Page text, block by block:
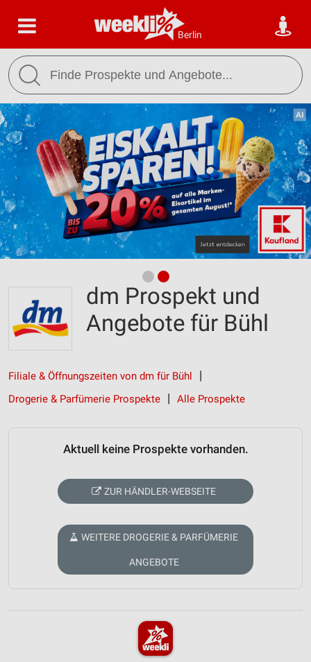
Berlin
dm Prospekt und
Angebote für Bühl
Filiale & Öffnungszeiten von dm für Bühl
Drogerie & Parfümerie Prospekte
Alle Prospekte
Aktuell keine Prospekte vorhanden.
ZUR HÄNDLER-WEBSEITE
WEITERE DROGERIE & PARFÜMERIE
ANGEBOTE